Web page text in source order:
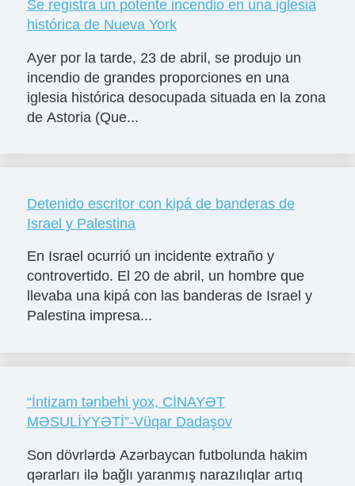
Se registra un potente incendio en una iglesia
histórica de Nueva York
Ayer por la tarde, 23 de abril, se produjo un
incendio de grandes proporciones en una
iglesia histórica desocupada situada en la zona
de Astoria (Que...
Detenido escritor con kipá de banderas de
Israel y Palestina
En Israel ocurrió un incidente extraño y
controvertido. El 20 de abril, un hombre que
llevaba una kipá con las banderas de Israel y
Palestina impresa...
“İntizam tənbehi yox, CİNAYƏT
MƏSULİYYƏTİ”-Vüqar Dadaşov
Son dövrlərdə Azərbaycan futbolunda hakim
qərarları ilə bağlı yaranmış narazılıqlar artıq